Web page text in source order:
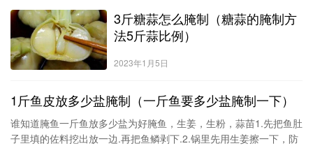
3斤糖蒜怎么腌制（糖蒜的腌制方
法5斤蒜比例）
2023年1月5日
1斤鱼皮放多少盐腌制（一斤鱼要多少盐腌制一下）
谁知道腌鱼一斤鱼放多少盐为好腌鱼，生姜，生粉，蒜苗1.先把鱼肚
子里填的佐料挖出放一边.再把鱼鳞剥下.2.锅里先用生姜擦一下，防